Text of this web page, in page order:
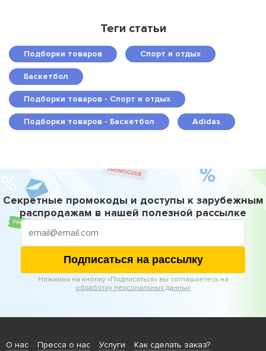
Теги статьи
Подборки товаров Спорт и отдых
Баскетбол
Подборки товаров - Спорт и отдых
Подборки товаров - Баскетбол Adidas
Секретные промокоды и доступы к зарубежным
распродажам в нашей полезной рассылке
Подписаться на рассылку
Нажимая на кнопку «Подписаться» вы соглашаетесь на
обработку персональных данных
О нас Пресса о нас Услуги
Как сделать заказ?